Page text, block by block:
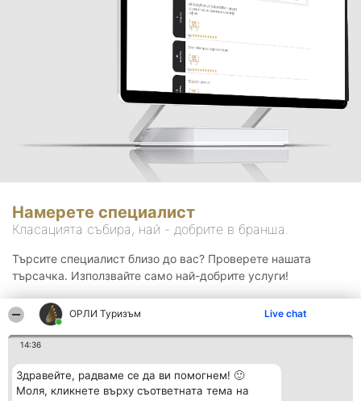
ОРЛИ Туризъм Live chat
14:36
Здравейте, радваме се да ви помогнем! 🙂
Моля, кликнете върху съответната тема на
Намерете специалист
Класацията събира, най - добрите в бранша.
Търсите специалист близо до вас? Проверете нашата
търсачка. Използвайте само най-добрите услуги!